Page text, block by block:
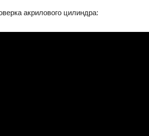
акрилового цилиндра: